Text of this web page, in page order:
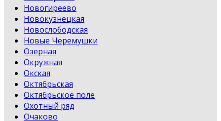
Новогиреево
Новокузнецкая
Новослободская
Новые Черемушки
Озерная
Окружная
Окская
Октябрьская
Октябрьское поле
Охотный ряд
Очаково